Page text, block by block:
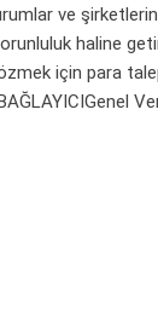
ve
haline
için para